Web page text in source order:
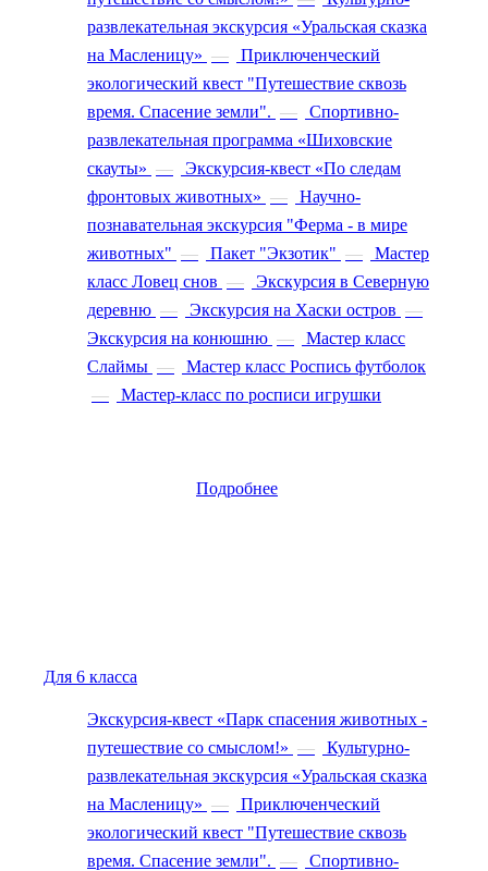
развлекательная экскурсия «Уральская сказка
на Масленицу» —
Приключенческий
экологический квест "Путешествие сквозь
время. Спасение земли". —
Спортивно-
развлекательная программа «Шиховские
скауты» —
Экскурсия-квест «По следам
фронтовых животных» —
Научно-
познавательная экскурсия "Ферма - в мире
животных" — Пакет "Экзотик" —
Мастер
класс Ловец снов —
Экскурсия в Северную
деревню — Экскурсия на Хаски остров —
Экскурсия на конюшню —
Мастер класс
Слаймы —
Мастер класс Роспись футболок
—
Мастер-класс по росписи игрушки
Подробнее
Для 6 класса
Экскурсия-квест «Парк спасения животных -
путешествие со смыслом!» —
Культурно-
развлекательная экскурсия «Уральская сказка
на Масленицу» —
Приключенческий
экологический квест "Путешествие сквозь
время. Спасение земли". —
Спортивно-